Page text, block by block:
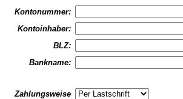
Kontonummer:
Kontoinhaber:
BLZ:
Bankname:
Zahlungsweise